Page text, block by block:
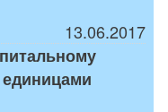
13.06.2017